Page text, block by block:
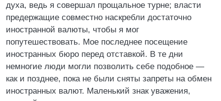
духа, ведь я совершал прощальное турне; власти
предержащие совместно наскребли достаточно
иностранной валюты, чтобы я мог
попутешествовать. Мое последнее посещение
иностранных бюро перед отставкой. В те дни
немногие люди могли позволить себе подобное —
как и позднее, пока не были сняты запреты на обмен
иностранных валют. Маленький знак уважения,